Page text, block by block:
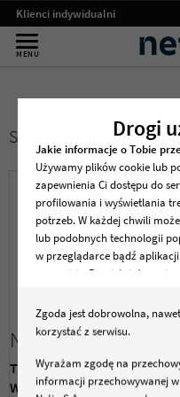
Klienci indywidualni
Małe firmy
Operatorzy
my netia
MENU
Drogi
Jakie informacje o Tobie
Używamy plików cookie lub
zapewnienia Ci dostępu do
profilowania i wyświetlania
potrzeb. W każdej chwili
lub podobnych technologii
w przeglądarce bądź
w serwisie. Pamiętaj, że
Dane osobowe dotyczące
zapisywane i odczytywane z
technologii będą
serwisu, w celach
wewnętrznych związanych ze
Zgoda jest dobrowolna,
korzystać z serwisu.
Wyrażam zgodę na
informacji przechowywanej
SZCZEGÓŁY
Netia KV
Typ:Zdjęcie
Wymiary:1277x489px